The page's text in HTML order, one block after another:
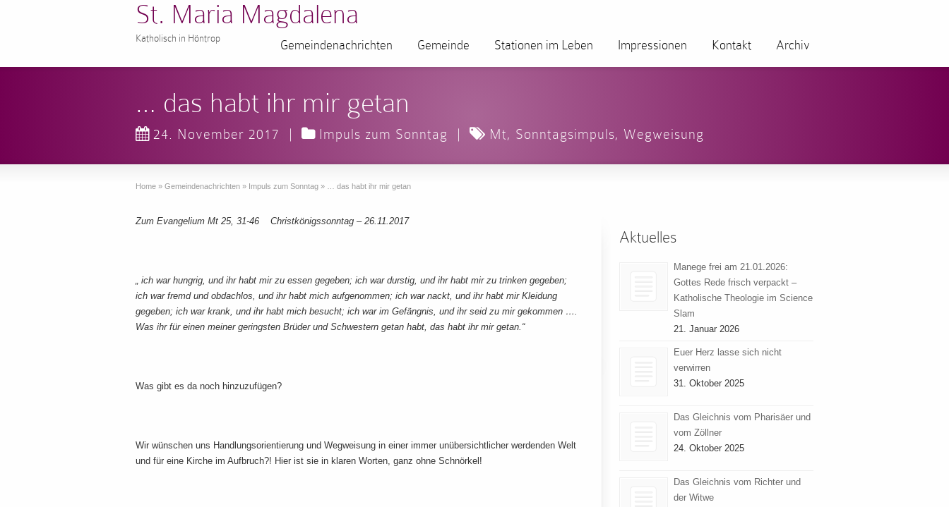
St. Maria Magdalena
Katholisch in Höntrop Gemeindenachrichten Gemeinde Stationen im Leben Impressionen Kontakt Archiv
… das habt ihr mir getan
24. November 2017 | Impuls zum Sonntag | Mt, Sonntagsimpuls, Wegweisung
Home » Gemeindenachrichten » Impuls zum Sonntag » … das habt ihr mir getan
Zum Evangelium Mt 25, 31-46 Christkönigssonntag – 26.11.2017
„ ich war hungrig, und ihr habt mir zu essen gegeben; ich war durstig, und ihr habt mir zu trinken gegeben;
ich war fremd und obdachlos, und ihr habt mich aufgenommen; ich war nackt, und ihr habt mir Kleidung
gegeben; ich war krank, und ihr habt mich besucht; ich war im Gefängnis, und ihr seid zu mir gekommen ….
Was ihr für einen meiner geringsten Brüder und Schwestern getan habt, das habt ihr mir getan.“
Was gibt es da noch hinzuzufügen?
Wir wünschen uns Handlungsorientierung und Wegweisung in einer immer unübersichtlicher werdenden Welt
und für eine Kirche im Aufbruch?! Hier ist sie in klaren Worten, ganz ohne Schnörkel!
Aktuelles
Manege frei am 21.01.2026:
Gottes Rede frisch verpackt –
Katholische Theologie im Science
Slam
21. Januar 2026
Euer Herz lasse sich nicht
verwirren
31. Oktober 2025
Das Gleichnis vom Pharisäer und
vom Zöllner
24. Oktober 2025
Das Gleichnis vom Richter und
der Witwe